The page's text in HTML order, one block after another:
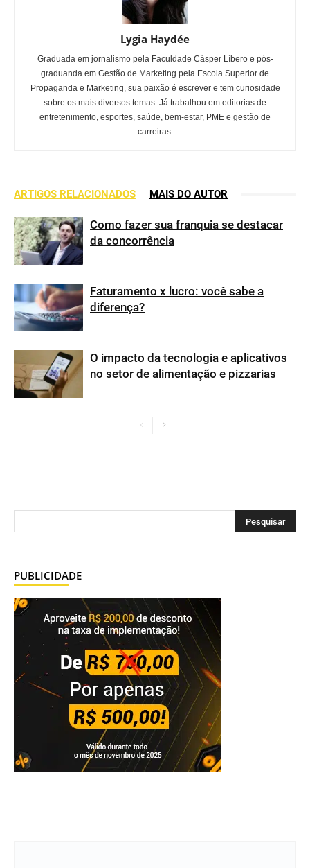
Lygia Haydée
Graduada em jornalismo pela Faculdade Cásper Líbero e pós-
graduanda em Gestão de Marketing pela Escola Superior de
Propaganda e Marketing, sua paixão é escrever e tem curiosidade
sobre os mais diversos temas. Já trabalhou em editorias de
entretenimento, esportes, saúde, bem-estar, PME e gestão de
carreiras.
ARTIGOS RELACIONADOS MAIS DO AUTOR
Como fazer sua franquia se destacar
da concorrência
Faturamento x lucro: você sabe a
diferença?
O impacto da tecnologia e aplicativos
no setor de alimentação e pizzarias
PUBLICIDADE